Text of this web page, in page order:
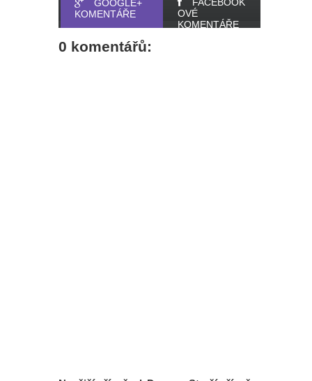
GOOGLE+
KOMENTÁŘE
FACEBOOK
OVÉ
KOMENTÁŘE
0 komentářů: